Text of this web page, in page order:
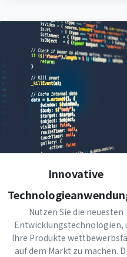
Innovative
Nutzen Sie die neuesten
Entwicklungstechnologien,
Ihre Produkte
auf dem Markt zu machen.